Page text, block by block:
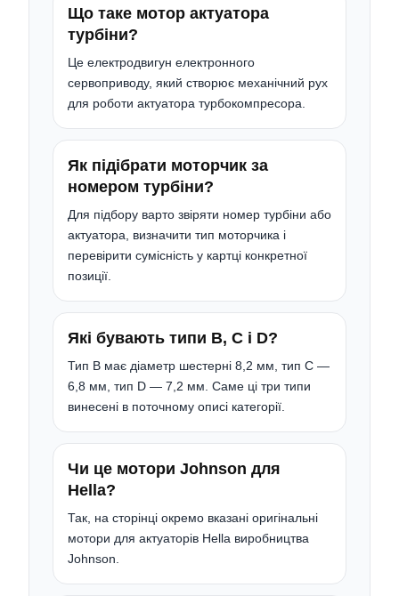
Що таке мотор актуатора
турбіни?
Це електродвигун електронного
сервоприводу, який створює механічний рух
для роботи актуатора турбокомпресора.
Як підібрати моторчик за
номером турбіни?
Для підбору варто звіряти номер турбіни або
актуатора, визначити тип моторчика і
перевірити сумісність у картці конкретної
позиції.
Які бувають типи B, C і D?
Тип B має діаметр шестерні 8,2 мм, тип C —
6,8 мм, тип D — 7,2 мм. Саме ці три типи
винесені в поточному описі категорії.
Чи це мотори Johnson для
Hella?
Так, на сторінці окремо вказані оригінальні
мотори для актуаторів Hella виробництва
Johnson.